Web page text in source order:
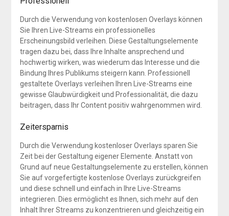
Durch die Verwendung von kostenlosen Overlays können
Sie Ihren Live-Streams ein professionelles
Erscheinungsbild verleihen. Diese Gestaltungselemente
tragen dazu bei, dass Ihre Inhalte ansprechend und
hochwertig wirken, was wiederum das Interesse und die
Bindung Ihres Publikums steigern kann. Professionell
gestaltete Overlays verleihen Ihren Live-Streams eine
gewisse Glaubwürdigkeit und Professionalität, die dazu
beitragen, dass Ihr Content positiv wahrgenommen wird.
Zeitersparnis
Durch die Verwendung kostenloser Overlays sparen Sie
Zeit bei der Gestaltung eigener Elemente. Anstatt von
Grund auf neue Gestaltungselemente zu erstellen, können
Sie auf vorgefertigte kostenlose Overlays zurückgreifen
und diese schnell und einfach in Ihre Live-Streams
integrieren. Dies ermöglicht es Ihnen, sich mehr auf den
Inhalt Ihrer Streams zu konzentrieren und gleichzeitig ein